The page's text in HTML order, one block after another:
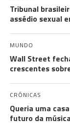
Tribunal
assédio sexual
MUNDO
Wall Street
crescentes
CRÓNICAS
Queria uma
futuro da música